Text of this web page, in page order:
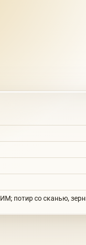
потир со сканью,